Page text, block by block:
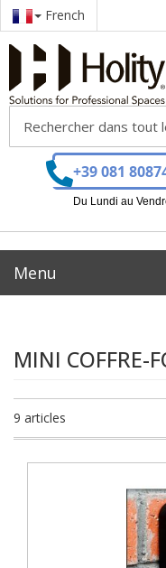
French
+39 081
Du Lundi au
Menu
MINI COFFRE-
9 articles